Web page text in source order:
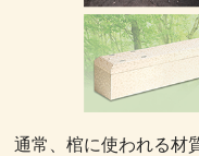
通常、棺に使われる材